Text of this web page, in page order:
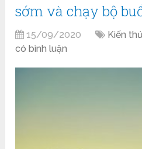
sớm và chạy bộ
15/09/2020 Kiến
có bình luận